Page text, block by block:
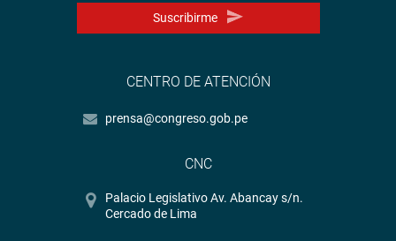
Suscribirme
CENTRO DE ATENCIÓN
prensa@congreso.gob.pe
CNC
Palacio Legislativo Av. Abancay s/n.
Cercado de Lima